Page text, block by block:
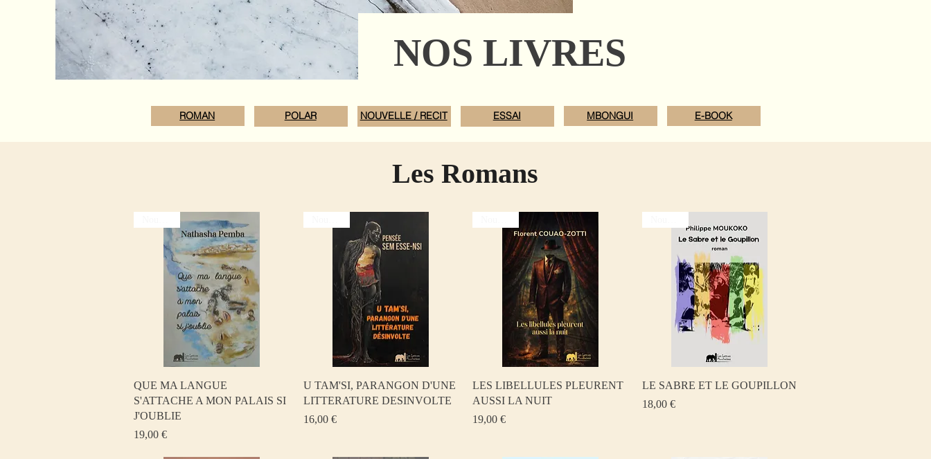
NOS LIVRES
ROMAN POLAR NOUVELLE / RECIT ESSAI MBONGUI E-BOOK
Les Romans
Aperçu rapide
QUE MA LANGUE
S'ATTACHE A MON PALAIS SI
J'OUBLIE
Prix
19,00 €
Aperçu rapide
U TAM'SI, PARANGON D'UNE
LITTERATURE DESINVOLTE
Prix
16,00 €
Aperçu rapide
LES LIBELLULES PLEURENT
AUSSI LA NUIT
Prix
19,00 €
Aperçu rapide
LE SABRE ET LE GOUPILLON
Prix
18,00 €